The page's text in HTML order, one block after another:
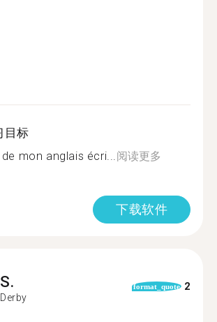
目标
mon anglais écri...阅读更多
下载软件
S.
Derby
format_quote 2